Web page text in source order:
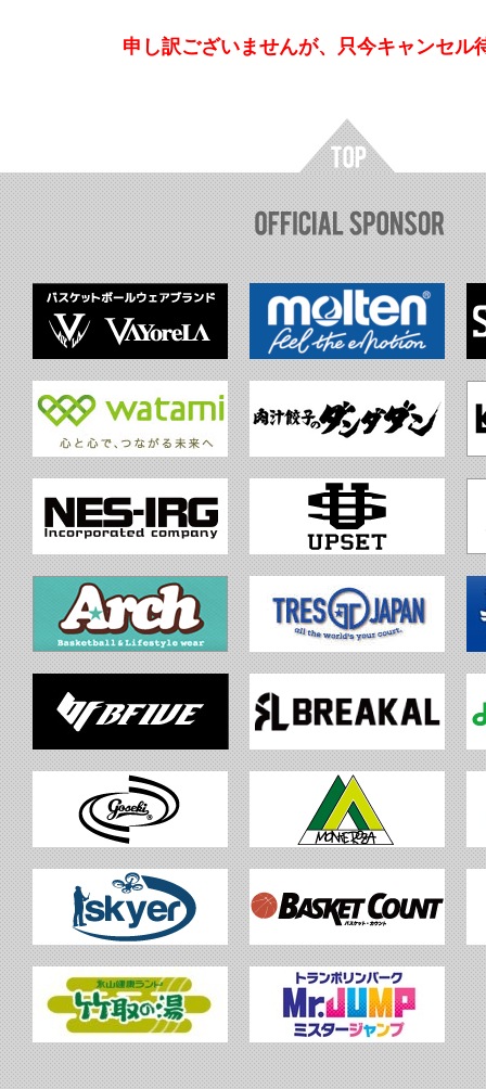
申し訳ございませんが、只今キャンセル